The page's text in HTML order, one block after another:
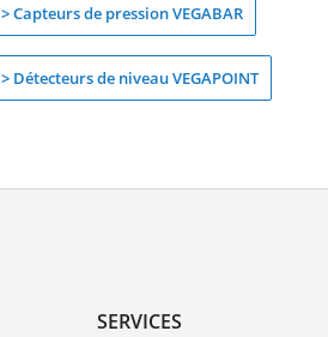
> Capteurs de pression VEGABAR
> Détecteurs de niveau VEGAPOINT
SERVICES